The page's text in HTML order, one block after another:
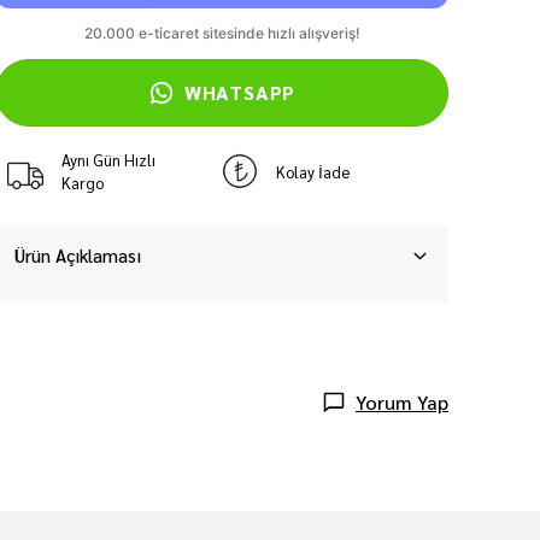
WHATSAPP
Aynı Gün Hızlı
Kargo
Kolay İade
Ürün Açıklaması
Yorum Yap